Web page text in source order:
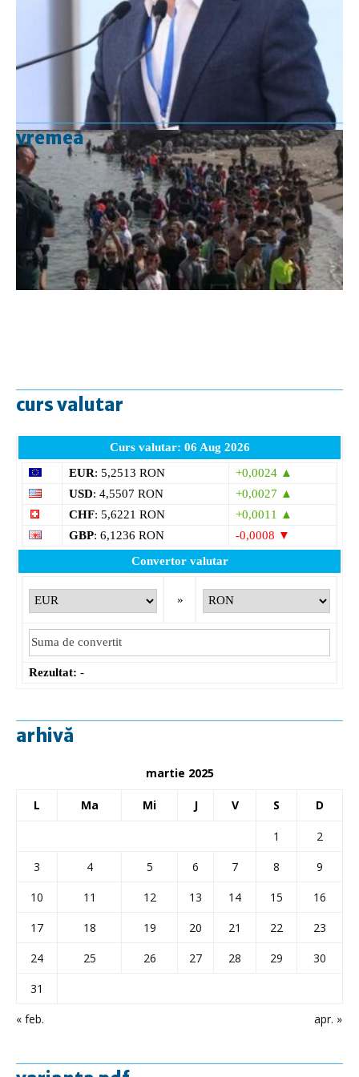
vremea
curs valutar
Curs valutar: 06 Aug 2026
EUR: 5,2513 RON
+0,0024 ▲
USD: 4,5507 RON
+0,0027 ▲
CHF: 5,6221 RON
+0,0011 ▲
GBP: 6,1236 RON
-0,0008 ▼
Convertor valutar
»
Rezultat: -
arhivă
martie 2025
L Ma Mi J V S D
« feb. apr. »
1
2
3
4 5 6 7 8
9
10
11 12 13 14 15
16
17
18 19 20 21 22
23
24
25 26 27 28 29
30
31